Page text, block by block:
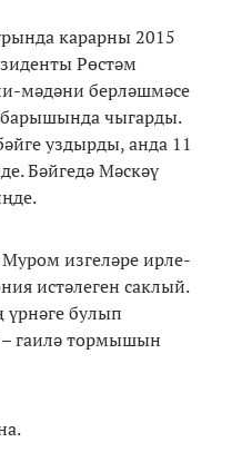
карарны 2015
Рөстәм
мәдәни берләшмәсе
чыгарды.
уздырды, анда 11
Бәйгедә Мәскәү
Муром изгеләре ирле-
истәлеген саклый.
булып
– гаилә тормышын